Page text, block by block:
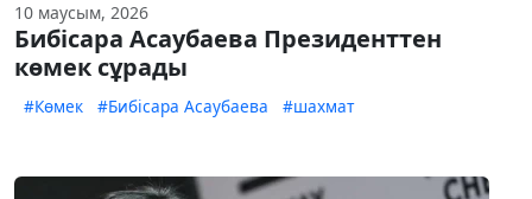
10 маусым, 2026
Бибісара Асаубаева Президенттен
көмек сұрады
#Көмек #Бибісара Асаубаева #шахмат